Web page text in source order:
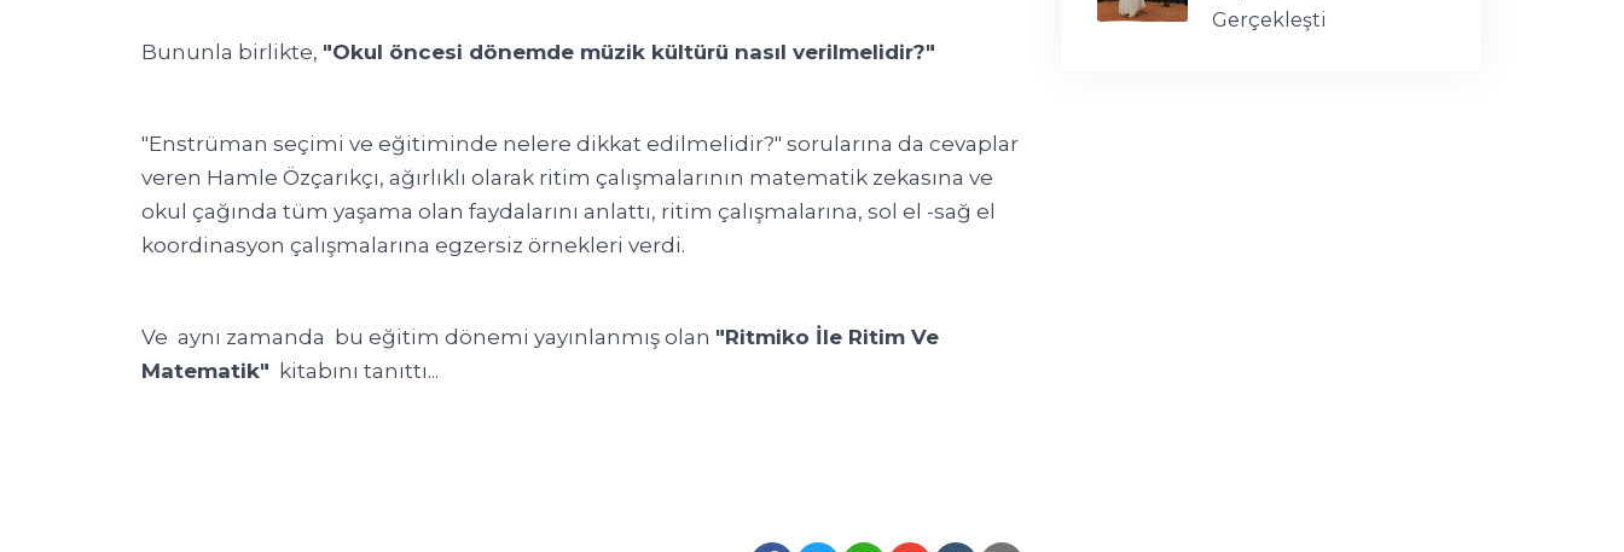
Bununla birlikte, "Okul öncesi dönemde müzik kültürü nasıl verilmelidir?"
"Enstrüman seçimi ve eğitiminde nelere dikkat edilmelidir?" sorularına da cevaplar
veren Hamle Özçarıkçı, ağırlıklı olarak ritim çalışmalarının matematik zekasına ve
okul çağında tüm yaşama olan faydalarını anlattı, ritim çalışmalarına, sol el -sağ el
koordinasyon çalışmalarına egzersiz örnekleri verdi.
Ve aynı zamanda bu eğitim dönemi yayınlanmış olan "Ritmiko İle Ritim Ve
Matematik" kitabını tanıttı...
Gerçekleşti